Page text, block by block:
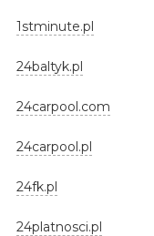
1stminute.pl
24baltyk.pl
24carpool.com
24carpool.pl
24fk.pl
24platnosci.pl